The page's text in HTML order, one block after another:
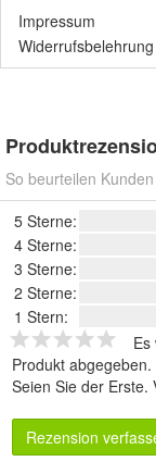
Impressum
Widerrufsbelehrung
So beurteilen
5 Sterne:
4 Sterne:
3 Sterne:
2 Sterne:
1 Stern:
Es
Produkt abgegeben.
Seien Sie der Erste.
Rezension